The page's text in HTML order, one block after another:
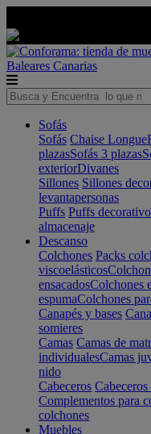
Baleares Canarias
Sofás
Sofás Chaise Longue
plazasSofás 3 plazas
exteriorDivanes
Sillones Sillones
levantapersonas
Puffs Puffs
almacenaje
Descanso
Colchones Packs
viscoelásticos
ensacadosColchones
espumaColchones
Canapés y bases
somieres
Camas Camas de
individualesCamas
nido
Cabeceros
Complementos para
colchones
Muebles